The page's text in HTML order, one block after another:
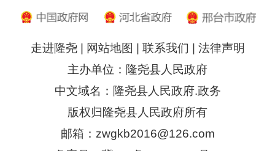
走进隆尧| 网站地图 联系我们
法律声明
主办单位：隆尧县人民政府
中文域名：隆尧县人民政府.政务
版权归隆尧县人民政府所有
邮箱：zwgkb2016@126.com